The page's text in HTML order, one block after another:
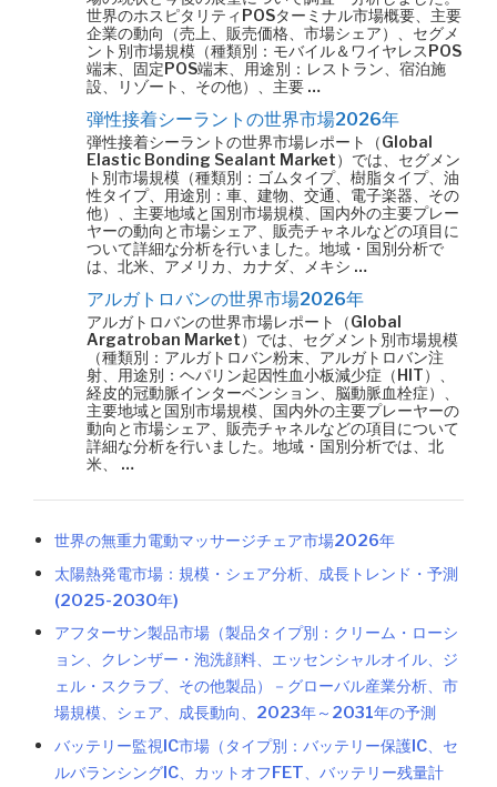
世界のホスピタリティPOSターミナル市場概要、主要
企業の動向（売上、販売価格、市場シェア）、セグメ
ント別市場規模（種類別：モバイル＆ワイヤレスPOS
端末、固定POS端末、用途別：レストラン、宿泊施
設、リゾート、その他）、主要 …
弾性接着シーラントの世界市場2026年
弾性接着シーラントの世界市場レポート（Global
Elastic Bonding Sealant Market）では、セグメン
ト別市場規模（種類別：ゴムタイプ、樹脂タイプ、油
性タイプ、用途別：車、建物、交通、電子楽器、その
他）、主要地域と国別市場規模、国内外の主要プレー
ヤーの動向と市場シェア、販売チャネルなどの項目に
ついて詳細な分析を行いました。地域・国別分析で
は、北米、アメリカ、カナダ、メキシ …
アルガトロバンの世界市場2026年
アルガトロバンの世界市場レポート（Global
Argatroban Market）では、セグメント別市場規模
（種類別：アルガトロバン粉末、アルガトロバン注
射、用途別：ヘパリン起因性血小板減少症（HIT）、
経皮的冠動脈インターベンション、脳動脈血栓症）、
主要地域と国別市場規模、国内外の主要プレーヤーの
動向と市場シェア、販売チャネルなどの項目について
詳細な分析を行いました。地域・国別分析では、北
米、 …
世界の無重力電動マッサージチェア市場2026年
太陽熱発電市場：規模・シェア分析、成長トレンド・予測
(2025-2030年)
アフターサン製品市場（製品タイプ別：クリーム・ローシ
ョン、クレンザー・泡洗顔料、エッセンシャルオイル、ジ
ェル・スクラブ、その他製品）－グローバル産業分析、市
場規模、シェア、成長動向、2023年～2031年の予測
バッテリー監視IC市場（タイプ別：バッテリー保護IC、セ
ルバランシングIC、カットオフFET、バッテリー残量計